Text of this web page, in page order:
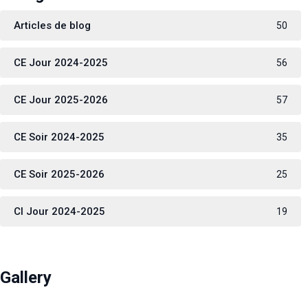
Articles de blog 50
CE Jour 2024-2025 56
CE Jour 2025-2026 57
CE Soir 2024-2025 35
CE Soir 2025-2026 25
CI Jour 2024-2025 19
Gallery